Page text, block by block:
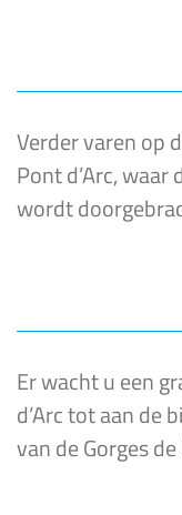
Verder varen op
Pont d’Arc,
wordt
Er wacht u een
d’Arc tot aan de
van de Gorges de